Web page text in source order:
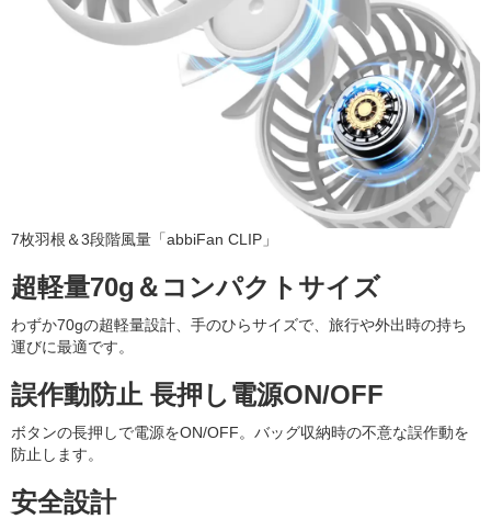
7枚羽根＆3段階風量「abbiFan CLIP」
超軽量70g＆コンパクトサイズ
わずか70gの超軽量設計、手のひらサイズで、旅行や外出時の持ち
運びに最適です。
誤作動防止 長押し電源ON/OFF
ボタンの長押しで電源をON/OFF。バッグ収納時の不意な誤作動を
防止します。
安全設計